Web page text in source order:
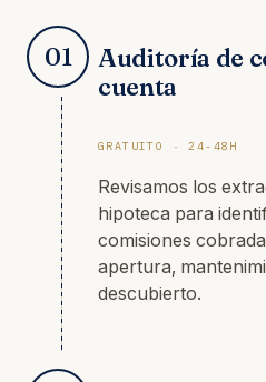
01
Auditoría de
cuenta
GRATUITO · 24-48H
Revisamos los
hipoteca para
comisiones
apertura,
descubierto.